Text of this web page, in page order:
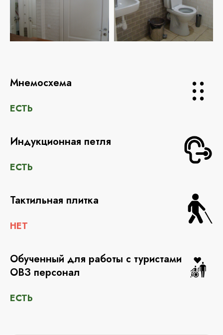
Мнемосхема
ЕСТЬ
Индукционная петля
ЕСТЬ
Тактильная плитка
НЕТ
Обученный для работы с туристами
ОВЗ персонал
ЕСТЬ